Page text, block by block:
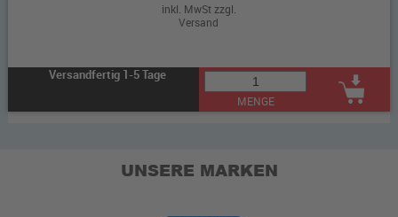
inkl. MwSt zzgl.
Versand
Versandfertig 1-5 Tage
MENGE
UNSERE MARKEN